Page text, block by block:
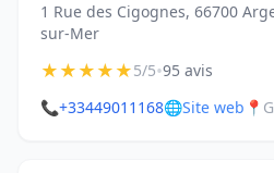
1 Rue des Cigognes, 66700
sur-Mer
★★★★★5/5•95 avis
📞+33449011168🌐Site web 📍